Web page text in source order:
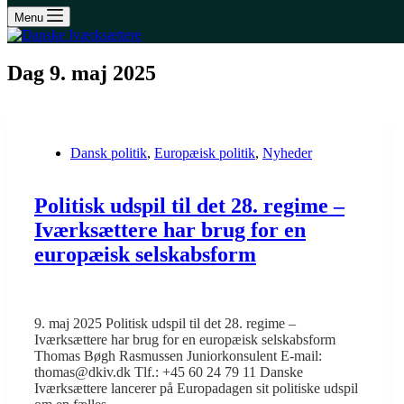
Menu
Dag 9. maj 2025
Dansk politik, Europæisk politik, Nyheder
Politisk udspil til det 28. regime –
Iværksættere har brug for en
europæisk selskabsform
9. maj 2025 Politisk udspil til det 28. regime –
Iværksættere har brug for en europæisk selskabsform
Thomas Bøgh Rasmussen Juniorkonsulent E-mail:
thomas@dkiv.dk Tlf.: +45 60 24 79 11 Danske
Iværksættere lancerer på Europadagen sit politiske udspil